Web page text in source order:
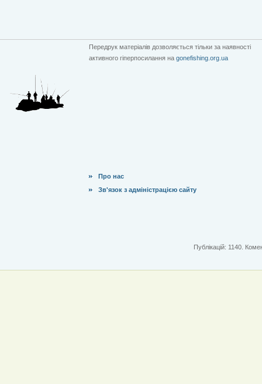
Передрук матеріалів дозволяється тільки за наявності
активного гіперпосилання на gonefishing.org.ua
Про нас
Зв'язок з адміністрацією сайту
Публікацій: 1140.